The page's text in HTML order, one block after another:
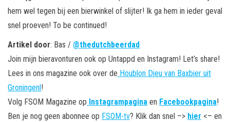
hem wel tegen bij een bierwinkel of slijter! Ik ga hem in ieder geval
snel proeven! To be continued!
Artikel door: Bas / @thedutchbeerdad
Join mijn bieravonturen ook op Untappd en Instagram! Let’s share!
Lees in ons magazine ook over de Houblon Dieu van Baxbier uit
Groningenl !
Volg FSOM Magazine op Instagrampagina en Facebookpagina!
Ben je nog geen abonnee op FSOM-tv? Klik dan snel –> hier <– en